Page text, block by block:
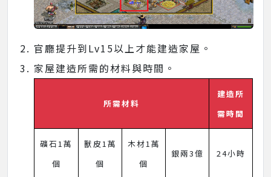
官廳提升到Lv15以上才能建造家屋。
家屋建造所需的材料與時間。
所需材料
建造所
需時間
礦石1萬
個
獸皮1萬
個
木材1萬
個
銀兩3億 24小時